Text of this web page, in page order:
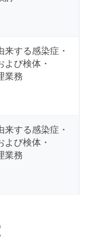
来する感染症・
よび検体・
業務
来する感染症・
よび検体・
業務